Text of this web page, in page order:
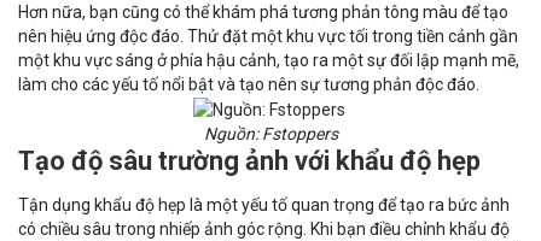
Hơn nữa, bạn cũng có thể khám phá tương phản tông màu để tạo
nên hiệu ứng độc đáo. Thử đặt một khu vực tối trong tiền cảnh gần
một khu vực sáng ở phía hậu cảnh, tạo ra một sự đối lập mạnh mẽ,
làm cho các yếu tố nổi bật và tạo nên sự tương phản độc đáo.
Nguồn: Fstoppers
Tạo độ sâu trường ảnh với khẩu độ hẹp
Tận dụng khẩu độ hẹp là một yếu tố quan trọng để tạo ra bức ảnh
có chiều sâu trong nhiếp ảnh góc rộng. Khi bạn điều chỉnh khẩu độ